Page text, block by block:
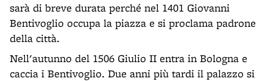
sarà di breve durata perché nel 1401 Giovanni
Bentivoglio occupa la piazza e si proclama padrone
della città.
Nell'autunno del 1506 Giulio II entra in Bologna e
caccia i Bentivoglio. Due anni più tardi il palazzo si